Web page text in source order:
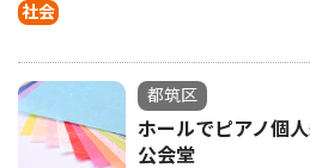
社会
都筑区
ホールでピアノ個
公会堂